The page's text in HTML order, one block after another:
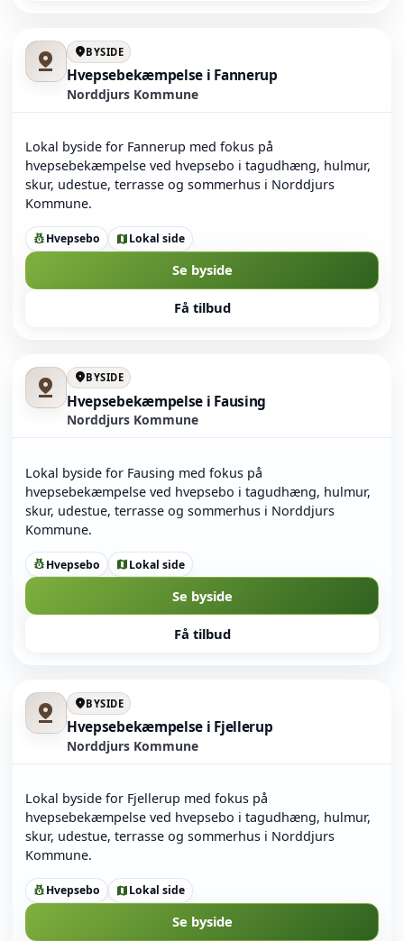
pin_drop location_onBYSIDE
Hvepsebekæmpelse i Fannerup
Norddjurs Kommune
Lokal byside for Fannerup med fokus på
hvepsebekæmpelse ved hvepsebo i tagudhæng, hulmur,
skur, udestue, terrasse og sommerhus i Norddjurs
Kommune.
pest_controlHvepsebo mapLokal side
Se byside
Få tilbud
pin_drop location_onBYSIDE
Hvepsebekæmpelse i Fausing
Norddjurs Kommune
Lokal byside for Fausing med fokus på
hvepsebekæmpelse ved hvepsebo i tagudhæng, hulmur,
skur, udestue, terrasse og sommerhus i Norddjurs
Kommune.
pest_controlHvepsebo mapLokal side
Se byside
Få tilbud
pin_drop location_onBYSIDE
Hvepsebekæmpelse i Fjellerup
Norddjurs Kommune
Lokal byside for Fjellerup med fokus på
hvepsebekæmpelse ved hvepsebo i tagudhæng, hulmur,
skur, udestue, terrasse og sommerhus i Norddjurs
Kommune.
pest_controlHvepsebo mapLokal side
Se byside